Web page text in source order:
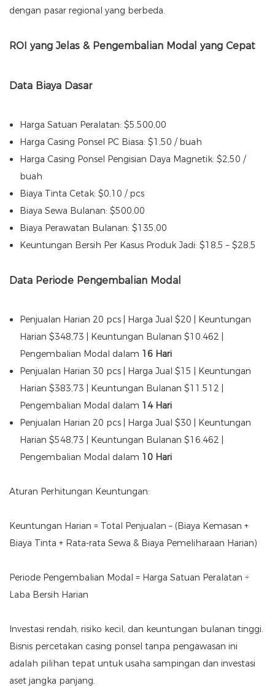
dengan pasar regional yang berbeda.
ROI yang Jelas & Pengembalian Modal yang Cepat
Data Biaya Dasar
Harga Satuan Peralatan: $5.500,00
Harga Casing Ponsel PC Biasa: $1,50 / buah
Harga Casing Ponsel Pengisian Daya Magnetik: $2,50 /
buah
Biaya Tinta Cetak: $0,10 / pcs
Biaya Sewa Bulanan: $500,00
Biaya Perawatan Bulanan: $135,00
Keuntungan Bersih Per Kasus Produk Jadi: $18,5 – $28,5
Data Periode Pengembalian Modal
Penjualan Harian 20 pcs | Harga Jual $20 | Keuntungan
Harian $348,73 | Keuntungan Bulanan $10.462 |
Pengembalian Modal dalam 16 Hari
Penjualan Harian 30 pcs | Harga Jual $15 | Keuntungan
Harian $383,73 | Keuntungan Bulanan $11.512 |
Pengembalian Modal dalam 14 Hari
Penjualan Harian 20 pcs | Harga Jual $30 | Keuntungan
Harian $548,73 | Keuntungan Bulanan $16.462 |
Pengembalian Modal dalam 10 Hari
Aturan Perhitungan Keuntungan:
Keuntungan Harian = Total Penjualan – (Biaya Kemasan +
Biaya Tinta + Rata-rata Sewa & Biaya Pemeliharaan Harian)
Periode Pengembalian Modal = Harga Satuan Peralatan ÷
Laba Bersih Harian
Investasi rendah, risiko kecil, dan keuntungan bulanan tinggi.
Bisnis percetakan casing ponsel tanpa pengawasan ini
adalah pilihan tepat untuk usaha sampingan dan investasi
aset jangka panjang.